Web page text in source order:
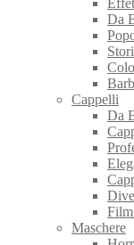
Da
Cappelli
Da
Maschere